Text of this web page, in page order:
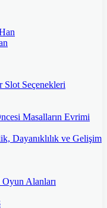
Slot Seçenekleri
Masalların Evrimi
Dayanıklılık ve Gelişim
Alanları